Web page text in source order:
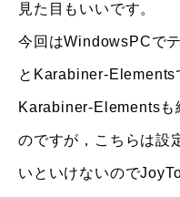
見た目もいいです。
今回はWindowsPCで
とKarabiner-Elements
Karabiner-Elementsも
のですが，こちらは設
いといけないので